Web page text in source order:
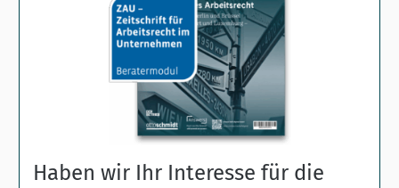
Haben wir Ihr Interesse für die